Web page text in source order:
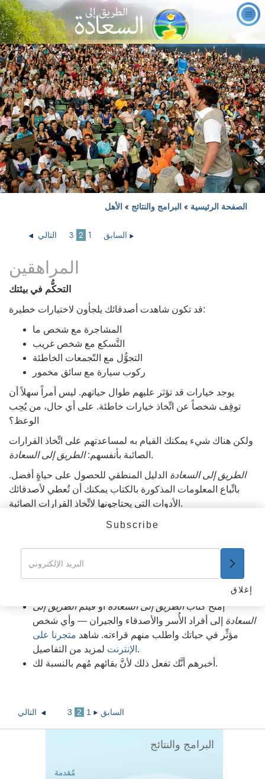
الصفحة الرئيسية » البرامج والنتائج » الأهل
التالي 1
2
3 السابق
المراهقين
التحكُّم في بيئتك
قد تكون شاهدت أصدقائك يلجأون لاختيارات خطيرة:
المشاجرة مع شخص ما
التَّسكع مع شخص غريب
التجوُّل مع التّجمعات الخاطئة
ركوب سيارة مع سائق مخمور
يوجد خيارات قد تؤثر عليهم طوال حياتهم. ليس أمراً سهلاً أن
توقِف شخصاً عن اتِّخاذ خيارات خاطئة. على أي حال، من يُحِب
الوعظ؟
ولكن هناك شيء يمكنك القيام به لمساعدتهم على اتِّخاذ القرارات
الصائبة بأنفسهم:الطريق إلى السعادة
.
الطريق إلى السعادة الدليل المنطقي للحصول على حياةٍ أفضل.
باتِّباع المعلومات المذكورة بالكتاب يمكنك أن تُعطي لأصدقائك
الأدوات التي يحتاجونها لاتِّخاذ القرارات الصائبة.
فقط اجعلهم يشاهدونإعلانات الخدمة العامة
شاهدإعلانات الخدمة العامةللطريق إلى السعادةوارسلها
إمنح كتابالطريق إلى السعادةأو فيلمالطريق إلى
السعادة إلى أفراد الأُسر والأصدقاء والجيران — وأي شخص
مؤثِّر في حياتك واطلب منهم قراءته. شاهد متجرنا على
الإنترنت لمزيد من التفاصيل.
أخبرهم أنَّك تفعل ذلك لأنَّ بقائهم مُهم بالنسبة لك.
1
2
3
Subscribe
إغلاق
البرامج والنتائج
مُقدمة